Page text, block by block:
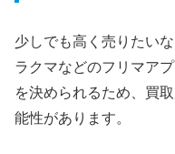
少しでも高く売りたい
ラクマなどのフリマア
を決められるため、買
能性があります。